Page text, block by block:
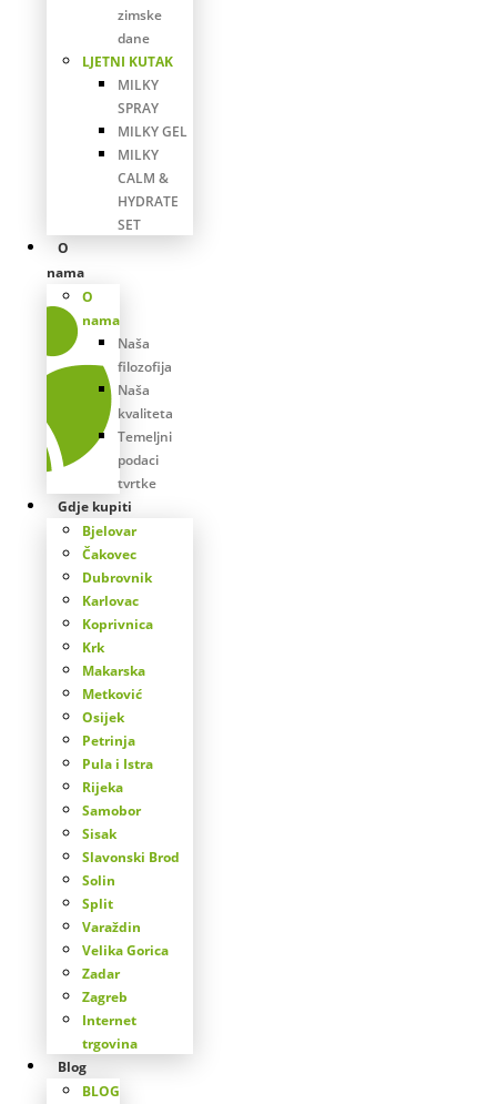
zimske
dane
LJETNI KUTAK
MILKY
SPRAY
MILKY GEL
MILKY
CALM &
HYDRATE
SET
O
nama
O
nama
Naša
filozofija
Naša
kvaliteta
Temeljni
podaci
tvrtke
Gdje kupiti
Bjelovar
Čakovec
Dubrovnik
Karlovac
Koprivnica
Krk
Makarska
Metković
Osijek
Petrinja
Pula i Istra
Rijeka
Samobor
Sisak
Slavonski Brod
Solin
Split
Varaždin
Velika Gorica
Zadar
Zagreb
Internet
trgovina
Blog
BLOG